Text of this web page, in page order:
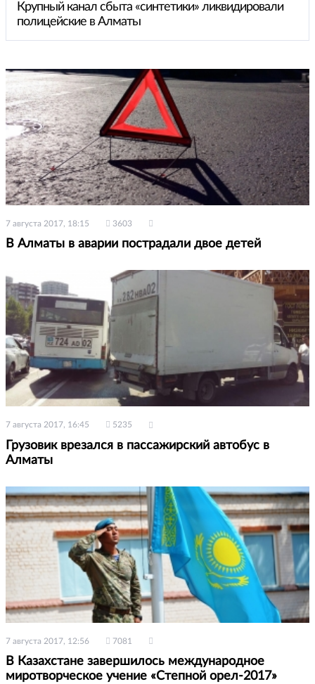
Крупный канал сбыта «синтетики» ликвидировали
полицейские в Алматы
7 августа 2017, 18:15 3603
В Алматы в аварии пострадали двое детей
7 августа 2017, 16:45 5235
Грузовик врезался в пассажирский автобус в
Алматы
7 августа 2017, 12:56 7081
В Казахстане завершилось международное
миротворческое учение «Степной орел-2017»